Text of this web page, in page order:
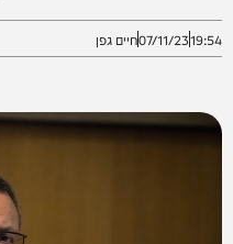
19:54
07/11/23חיים גפן